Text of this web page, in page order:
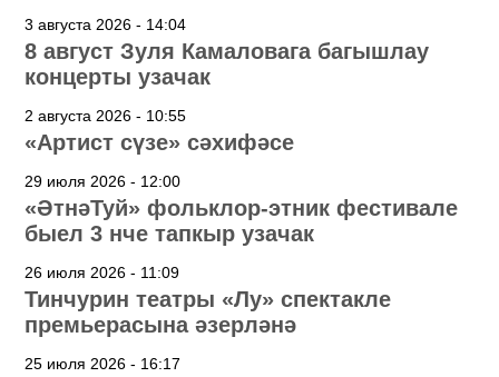
3 августа 2026 - 14:04
8 август Зуля Камаловага багышлау
концерты узачак
2 августа 2026 - 10:55
«Артист сүзе» сәхифәсе
29 июля 2026 - 12:00
«ӘтнәТуй» фольклор-этник фестивале
быел 3 нче тапкыр узачак
26 июля 2026 - 11:09
Тинчурин театры «Лу» спектакле
премьерасына әзерләнә
25 июля 2026 - 16:17